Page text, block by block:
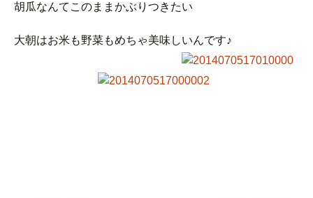
胡瓜なんてこのままかぶりつきたい
大朝はお米も野菜もめちゃ美味しいんです♪